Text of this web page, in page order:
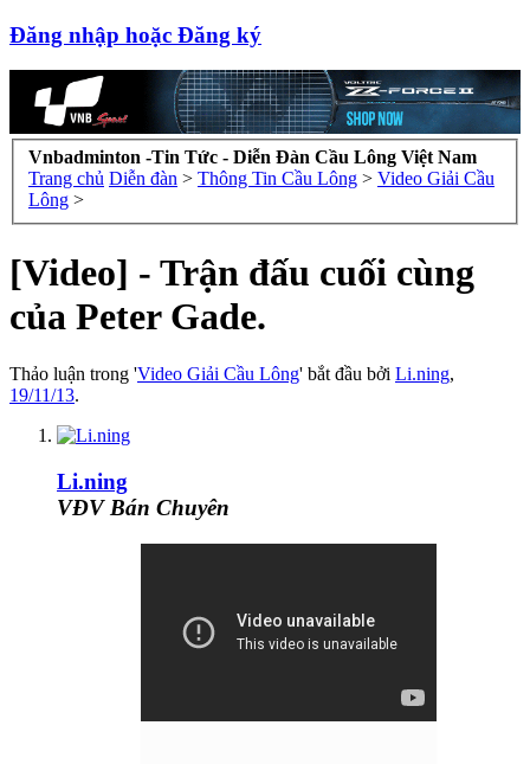
Đăng nhập hoặc Đăng ký
Vnbadminton -Tin Tức - Diễn Đàn Cầu Lông Việt Nam
Trang chủ Diễn đàn > Thông Tin Cầu Lông > Video Giải Cầu
Lông >
[Video] - Trận đấu cuối cùng
của Peter Gade.
Thảo luận trong 'Video Giải Cầu Lông' bắt đầu bởi Li.ning,
19/11/13.
Li.ning
VĐV Bán Chuyên